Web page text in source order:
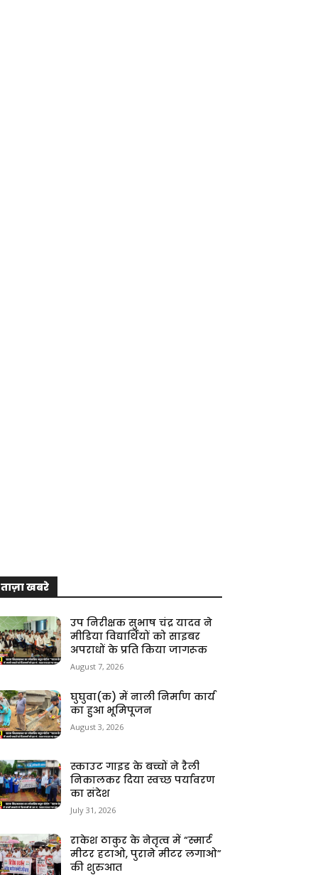
ताज़ा खबरे
उप निरीक्षक सुभाष चंद्र यादव ने
मीडिया विद्यार्थियों को साइबर
अपराधों के प्रति किया जागरूक
August 7, 2026
घुघुवा(क) में नाली निर्माण कार्य
का हुआ भूमिपूजन
August 3, 2026
स्काउट गाइड के बच्चों ने रैली
निकालकर दिया स्वच्छ पर्यावरण
का संदेश
July 31, 2026
राकेश ठाकुर के नेतृत्व में “स्मार्ट
मीटर हटाओ, पुराने मीटर लगाओ”
की शुरुआत